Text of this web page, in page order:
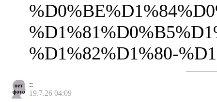
%D1%82%D1%80-
::
19.7.26 04:09